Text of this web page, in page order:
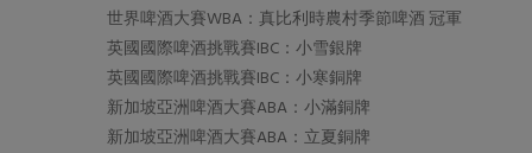
世界啤酒大賽WBA：真比利時農村季節啤酒 冠軍
英國國際啤酒挑戰賽IBC：小雪銀牌
英國國際啤酒挑戰賽IBC：小寒銅牌
新加坡亞洲啤酒大賽ABA：小滿銅牌
新加坡亞洲啤酒大賽ABA：立夏銅牌